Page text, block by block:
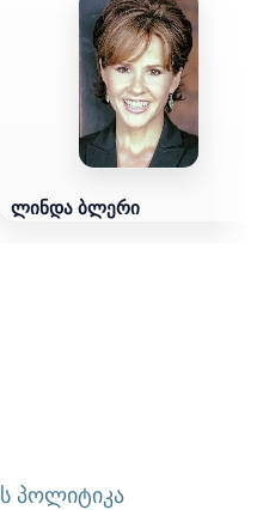
ლინდა ბლერი
პოლიტიკა